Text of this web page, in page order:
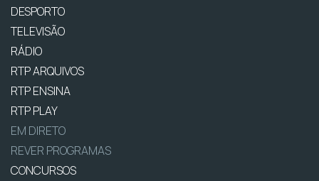
DESPORTO
TELEVISÃO
RÁDIO
RTP ARQUIVOS
RTP ENSINA
RTP PLAY
EM DIRETO
REVER PROGRAMAS
CONCURSOS